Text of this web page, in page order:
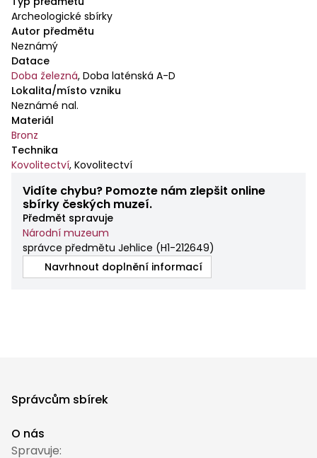
Archeologické sbírky
Autor předmětu
Neznámý
Datace
Doba železná, Doba laténská A-D
Lokalita/místo vzniku
Neznámé nal.
Materiál
Bronz
Technika
Kovolitectví, Kovolitectví
Vidíte chybu? Pomozte nám zlepšit online
sbírky českých muzeí.
Předmět spravuje
Národní muzeum
správce předmětu Jehlice (H1-212649)
Navrhnout doplnění informací
Správcům sbírek
O nás
Spravuje: